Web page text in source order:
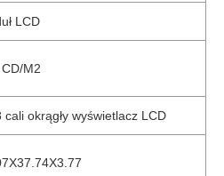
LCD
M2
cali okrągły wyświetlacz LCD